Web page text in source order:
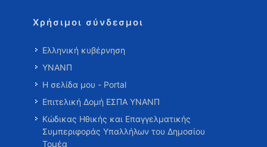
Χρήσιμοι σύνδεσμοι
Ελληνική κυβέρνηση
ΥΝΑΝΠ
Η σελίδα μου - Portal
Επιτελική Δομή ΕΣΠΑ ΥΝΑΝΠ
Κώδικας Ηθικής και Επαγγελματικής
Συμπεριφοράς Υπαλλήλων του Δημοσίου
Τομέα